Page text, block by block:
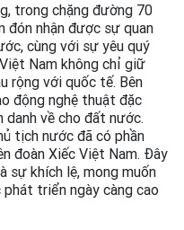
trong chặng đường 70
đón nhận được sự quan
cùng với sự yêu quý
Nam không chỉ giữ
rộng với quốc tế. Bên
động nghệ thuật đặc
danh về cho đất nước.
tịch nước đã có phần
đoàn Xiếc Việt Nam. Đây
sự khích lệ, mong muốn
triển ngày càng cao